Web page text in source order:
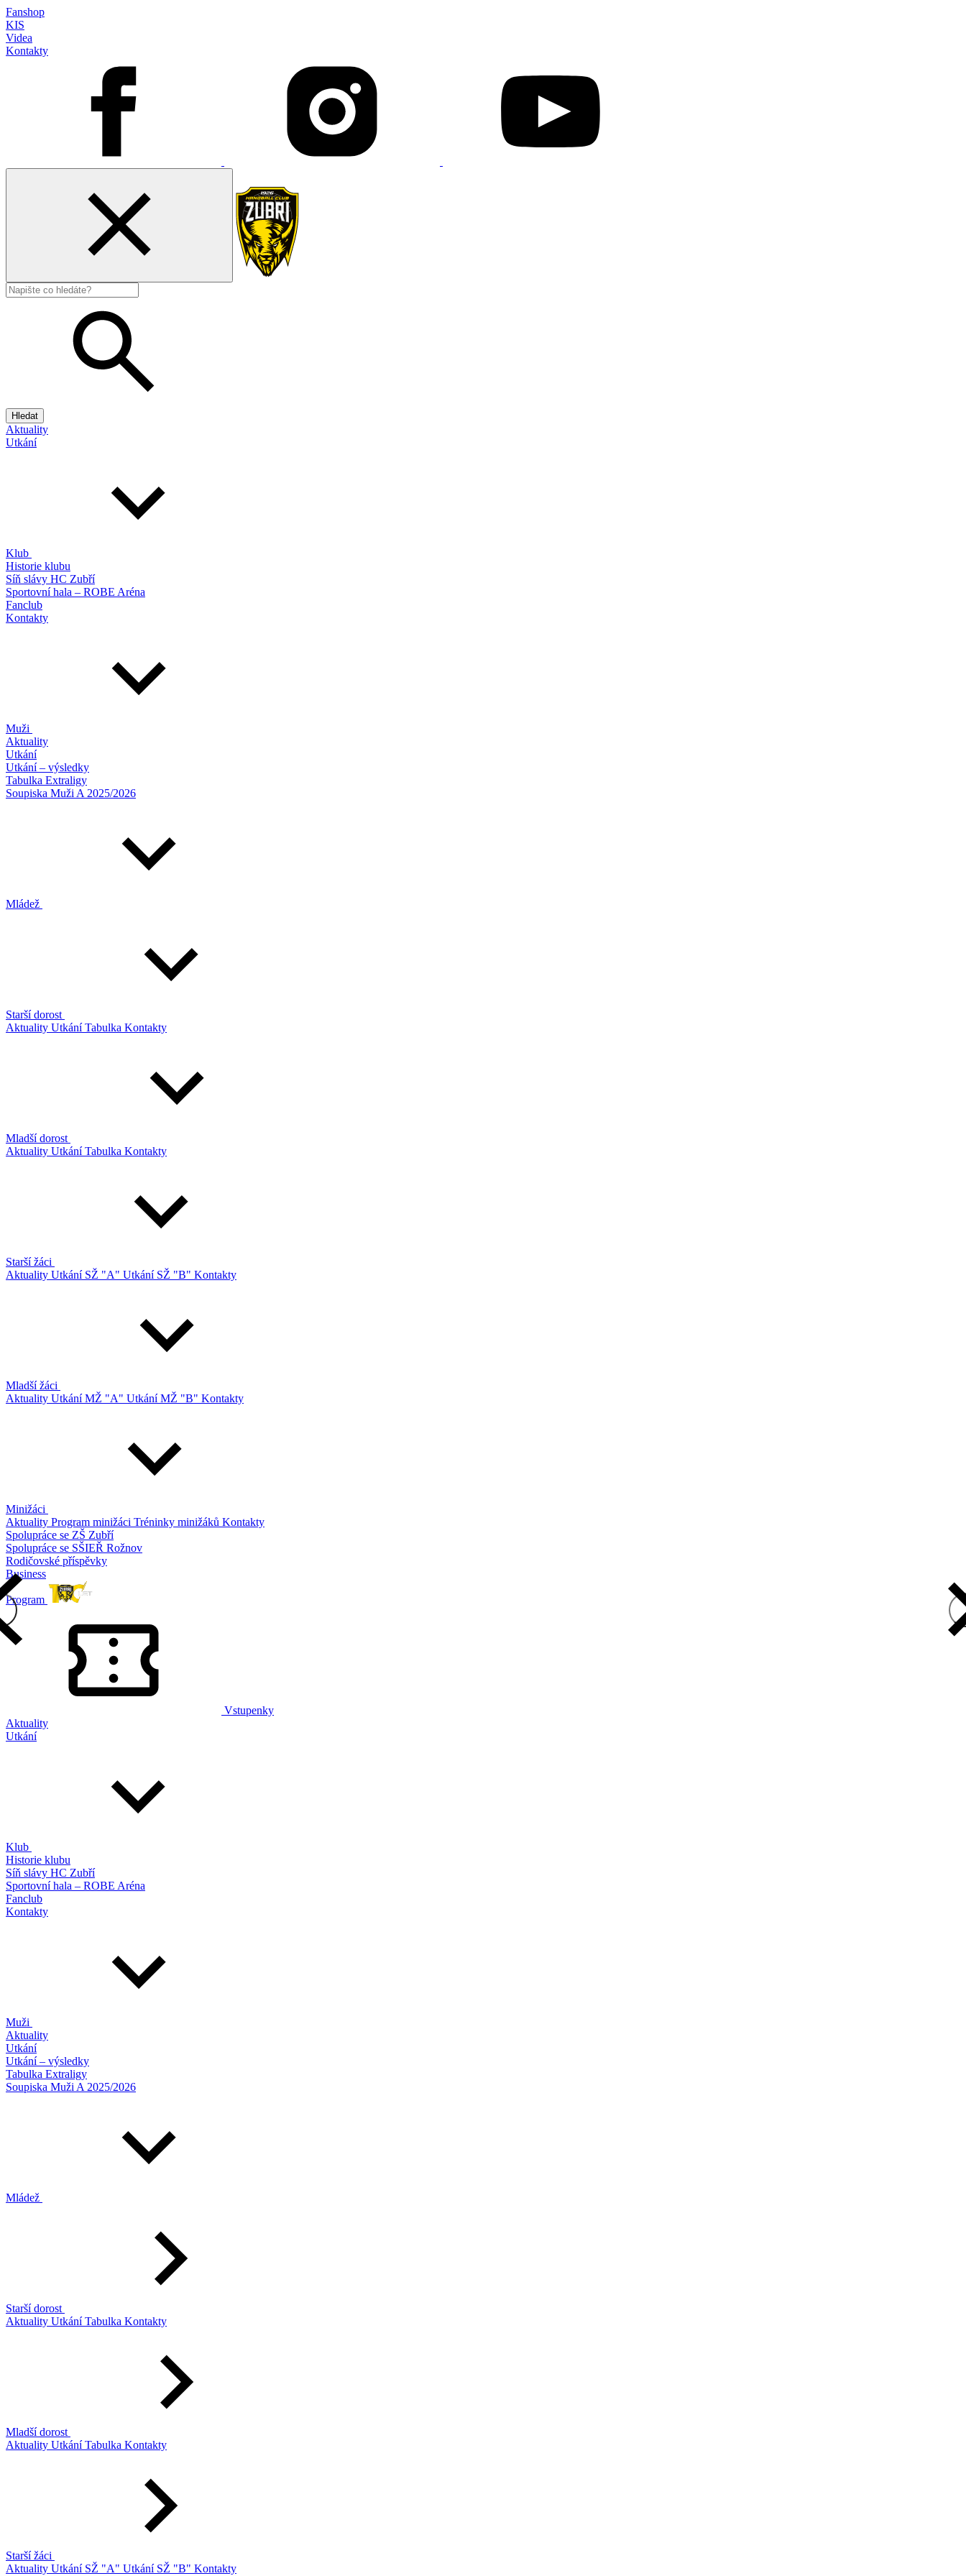
Fanshop
KIS
Videa
Kontakty
Hledat
Aktuality
Utkání
Klub
Historie klubu
Síň slávy HC Zubří
Sportovní hala – ROBE Aréna
Fanclub
Kontakty
Muži
Aktuality
Utkání
Utkání – výsledky
Tabulka Extraligy
Soupiska Muži A 2025/2026
Mládež
Starší dorost
Aktuality UtkáníTabulka Kontakty
Mladší dorost
Aktuality UtkáníTabulka Kontakty
Starší žáci
Aktuality Utkání SŽ "A" Utkání SŽ "B" Kontakty
Mladší žáci
Aktuality Utkání MŽ "A" Utkání MŽ "B" Kontakty
Minižáci
Aktuality Program minižáci Tréninky minižáků Kontakty
Spolupráce se ZŠ Zubří
Spolupráce se SŠIEŘ Rožnov
Rodičovské příspěvky
Business
Program
Vstupenky
Aktuality
Utkání
Klub
Historie klubu
Síň slávy HC Zubří
Sportovní hala – ROBE Aréna
Fanclub
Kontakty
Muži
Aktuality
Utkání
Utkání – výsledky
Tabulka Extraligy
Soupiska Muži A 2025/2026
Mládež
Starší dorost
Aktuality UtkáníTabulka Kontakty
Mladší dorost
Aktuality UtkáníTabulka Kontakty
Starší žáci
Aktuality Utkání SŽ "A" Utkání SŽ "B" Kontakty